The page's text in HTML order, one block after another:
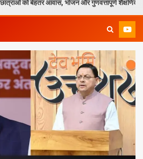
भोजन और गुणवत्तापूर्ण शैक्षणिक सुविधाएं मिलेंगी